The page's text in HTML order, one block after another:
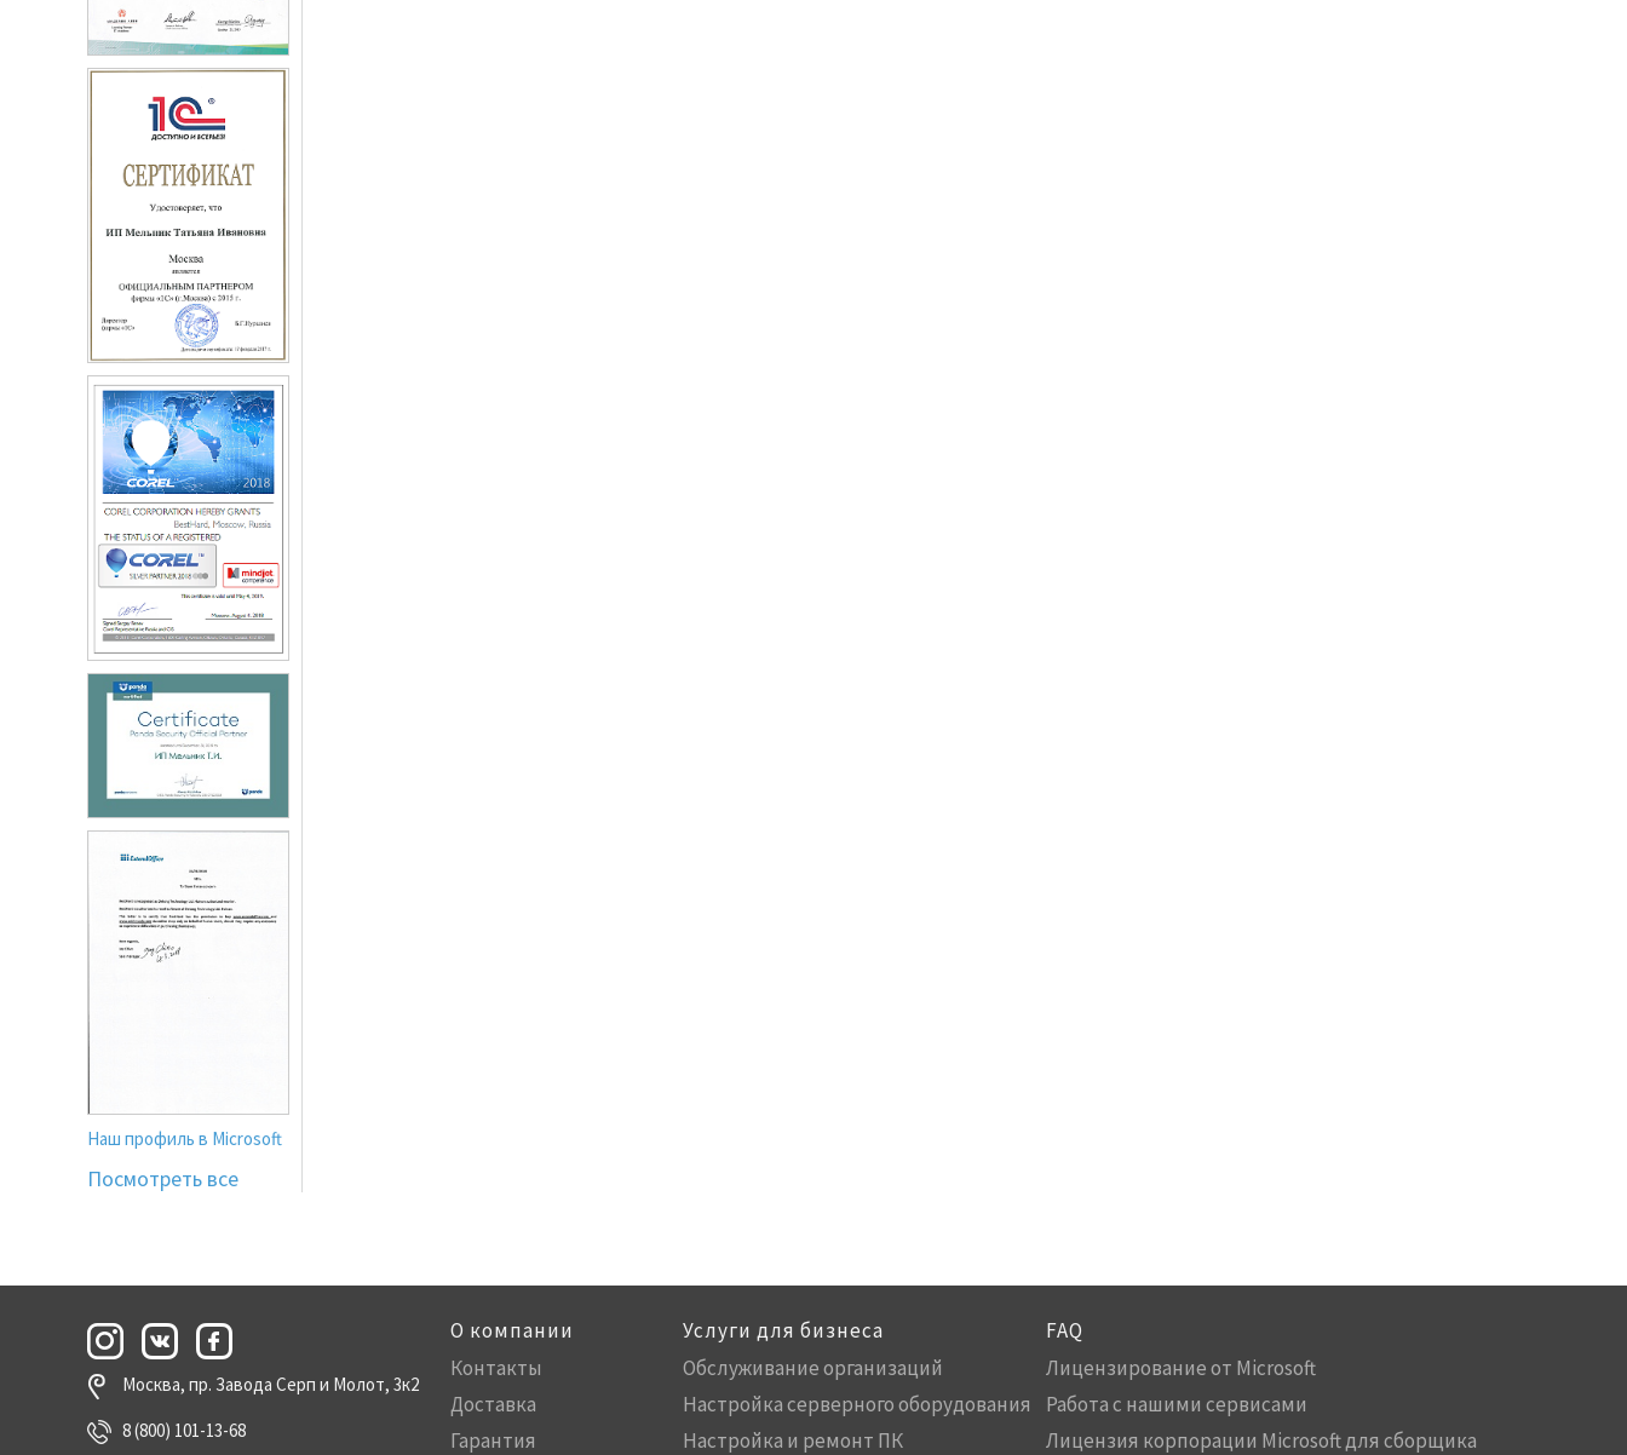
Наш профиль в Microsoft
Посмотреть все
Москва, пр. Завода Серп и Молот, 3к2
8 (800) 101-13-68
О компании
Контакты
Доставка
Гарантия
Услуги для бизнеса
Обслуживание организаций
Настройка серверного оборудования
Настройка и ремонт ПК
FAQ
Лицензирование от Microsoft
Работа с нашими сервисами
Лицензия корпорации Microsoft для сборщика